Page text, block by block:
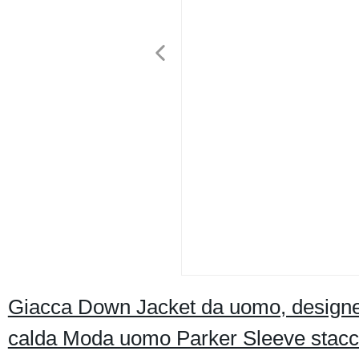
Giacca Down Jacket da uomo,
calda Moda uomo Parker Sleeve